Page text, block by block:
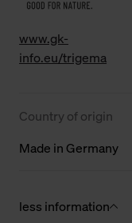
www.gk-
info.eu/trigema
Country of origin
Made in Germany
less information